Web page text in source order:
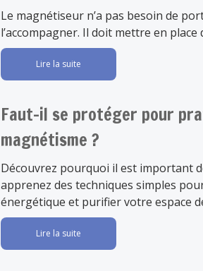
Le magnétiseur n’a pas besoin de
l’accompagner. Il doit mettre en
Lire la suite
Faut-il se protéger pour
magnétisme ?
Découvrez pourquoi il est important
apprenez des techniques simples
énergétique et purifier votre espace
Lire la suite